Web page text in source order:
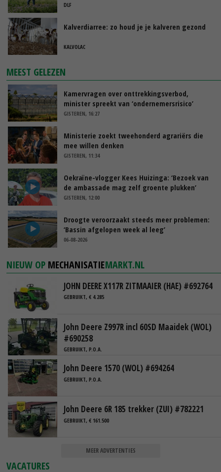
DLF
Kalverdiarree: zo houd je je kalveren gezond
KALVOLAC
MEEST GELEZEN
Kamervragen over onttrekkingsverbod,
minister spreekt van ‘ondernemersrisico’
GISTEREN, 16:27
Ministerie zoekt tweehonderd agrariërs die
mee willen denken
GISTEREN, 11:34
Oekraïne-vlogger Kees Huizinga: ‘Bezoek van
de ambassade mag zelf groente plukken’
GISTEREN, 12:00
Droogte veroorzaakt steeds meer problemen:
‘Bassin afgelopen week al leeg’
06-08-2026
NIEUW OP MECHANISATIEMARKT.NL
JOHN DEERE X117R ZITMAAIER (HAE) #692764
GEBRUIKT, € 4.285
John Deere Z997R incl 60SD Maaidek (WOL)
#690258
GEBRUIKT, P.O.A.
John Deere 1570 (WOL) #694264
GEBRUIKT, P.O.A.
John Deere 6R 185 trekker (ZUI) #782221
GEBRUIKT, € 161.500
MEER ADVERTENTIES
VACATURES